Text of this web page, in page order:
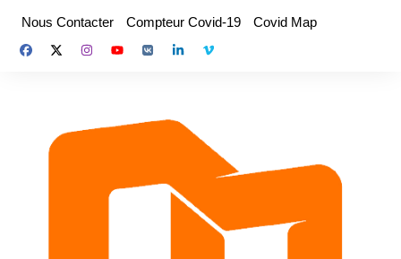
contenu
Nous Contacter Compteur Covid-19 Covid Map